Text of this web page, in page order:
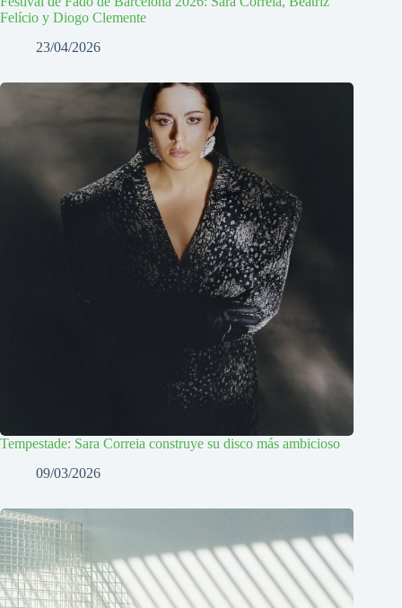
Felício y Diogo Clemente
23/04/2026
Tempestade: Sara Correia construye su disco más ambicioso
09/03/2026